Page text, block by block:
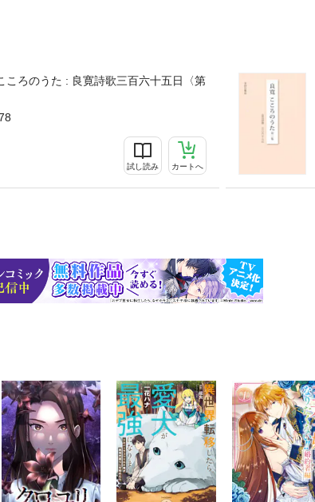
ころのうた : 良寛詩歌三百六十五日〈第
試し読み カートへ